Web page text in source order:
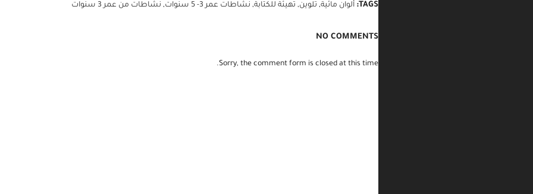
TAGS: ألوان مائية,تلوين